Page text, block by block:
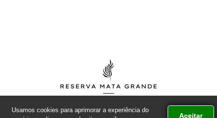
Usamos cookies para aprimorar a experiência do
Aceitar